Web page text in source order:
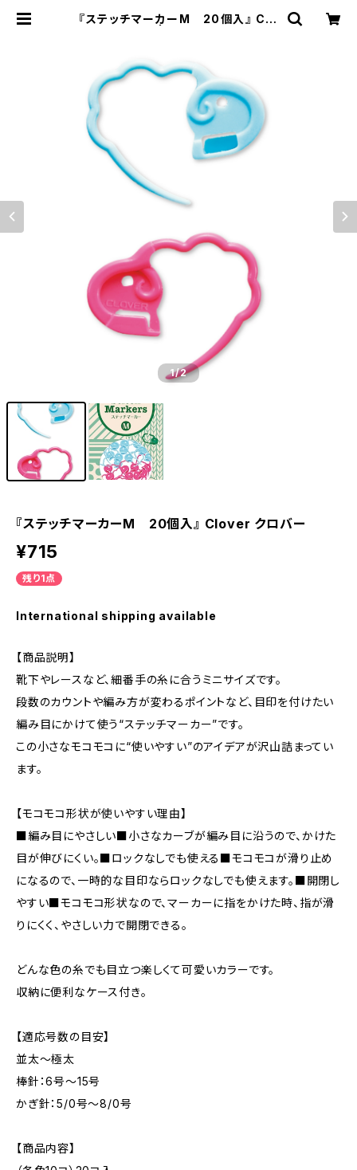
『ステッチマーカーM 20個入』 Clo
1/2
『ステッチマーカーM 20個入』 Clover クロバー
¥715
残り1点
International shipping available
【商品説明】
靴下やレースなど、細番手の糸に合うミニサイズです。
段数のカウントや編み方が変わるポイントなど、目印を付けたい
編み目にかけて使う“ステッチマーカー”です。
この小さなモコモコに“使いやすい”のアイデアが沢山詰まってい
ます。
【モコモコ形状が使いやすい理由】
■編み目にやさしい■小さなカーブが編み目に沿うので、かけた
目が伸びにくい。■ロックなしでも使える■モコモコが滑り止め
になるので、一時的な目印ならロックなしでも使えます。■開閉し
やすい■モコモコ形状なので、マーカーに指をかけた時、指が滑
りにくく、やさしい力で開閉できる。
どんな色の糸でも目立つ楽しくて可愛いカラーです。
収納に便利なケース付き。
【適応号数の目安】
並太～極太
棒針：6号～15号
かぎ針：5/0号～8/0号
【商品内容】